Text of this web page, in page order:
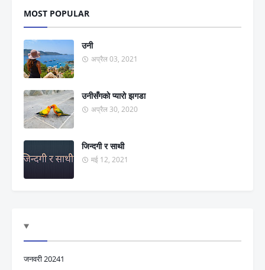
MOST POPULAR
उनी
अप्रैल 03, 2021
उनीसँगकाे प्यारो झगडा
अप्रैल 30, 2020
जिन्दगी र साथी
मई 12, 2021
जनवरी 20241